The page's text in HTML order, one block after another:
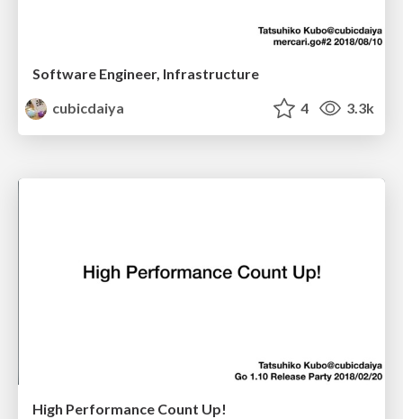
Software Engineer, Infrastructure
cubicdaiya
4 3.3k
High Performance Count Up!